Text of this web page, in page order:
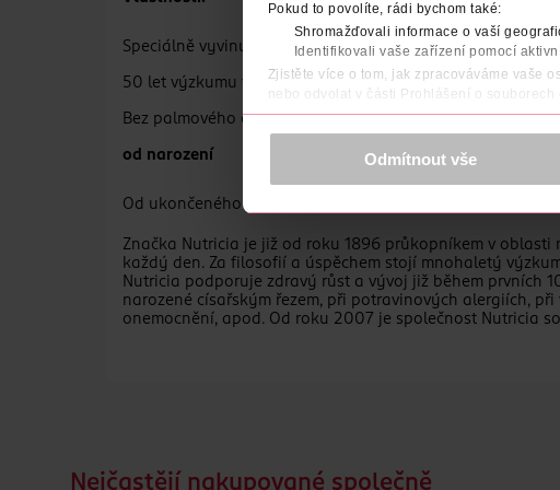
Pokud to povolíte, rádi bychom také:
Shromažďovali informace o vaší
Identifikovali vaše zařízení pomocí
Zjistěte více o tom, jak zpracováváme vaše
nebo odvolat v části Prohlášení o souborech
K provozu stránek, personalizaci obsahu a
prohlášení o ochraně
Děkujeme za pochopení. >více o cookies<
Odmítnout vše
Speciálně vyvinutá receptura s naštěpenou bílkovinou
50 let výzkumu výživy v raném věku
Bez palmového oleje
od narození
Od ukončeného 6. měsíce doporučujeme pokračovat s
Značka Nutricia je již od roku 1896 průkopníkem v
každý den. Za filosofií a úspěchem stojí mnohaletý
Nutricia podporuje zdravý růst a vývoj již během prvních
narozené císařským řezem, při potravinových alergiích,
onemocnění, apod. Od roku 2007 je společnost Nutricia
Nejčastějí nakupované společně